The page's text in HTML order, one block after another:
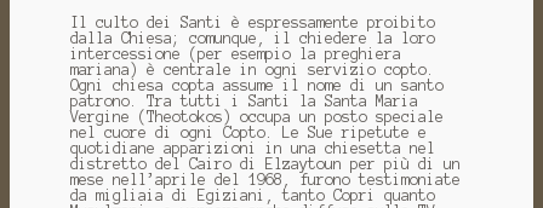
Il culto dei Santi è espressamente proibito
dalla Chiesa; comunque, il chiedere la loro
intercessione (per esempio la preghiera
mariana) è centrale in ogni servizio copto.
Ogni chiesa copta assume il nome di un santo
patrono. Tra tutti i Santi la Santa Maria
Vergine (Theotokos) occupa un posto speciale
nel cuore di ogni Copto. Le Sue ripetute e
quotidiane apparizioni in una chiesetta nel
distretto del Cairo di Elzaytoun per più di un
mese nell’aprile del 1968, furono testimoniate
da migliaia di Egiziani, tanto Copri quanto